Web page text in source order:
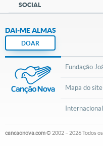
SOCIAL
DAI-ME ALMAS
DOAR
Fundação
Mapa do site
Internacional
cancaonova.com© 2002 – 2026Todos